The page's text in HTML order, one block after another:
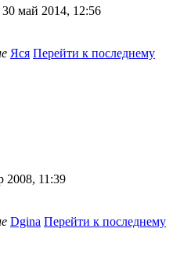
30 май 2014, 12:56
Яся Перейти к последнему
2008, 11:39
Dgina Перейти к последнему